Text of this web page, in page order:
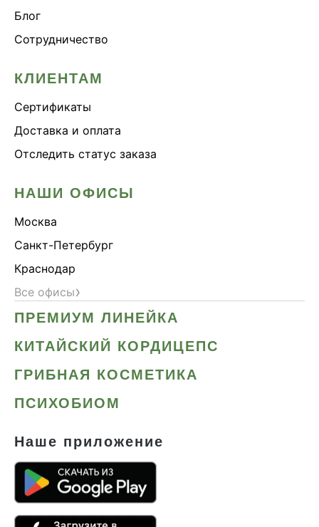
Блог
Сотрудничество
КЛИЕНТАМ
Сертификаты
Доставка и оплата
Отследить статус заказа
НАШИ ОФИСЫ
Москва
Санкт-Петербург
Краснодар
Все офисы›
ПРЕМИУМ ЛИНЕЙКА
КИТАЙСКИЙ КОРДИЦЕПС
ГРИБНАЯ КОСМЕТИКА
ПСИХОБИОМ
Наше приложение